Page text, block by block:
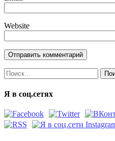
Website
Найти:
Я в соц.сетях